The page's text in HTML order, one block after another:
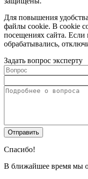
Для повышения
файлы cookie. В cookie
посещениях сайта.
обрабатывались,
Задать вопрос эксперту
Спасибо!
В ближайшее время мы